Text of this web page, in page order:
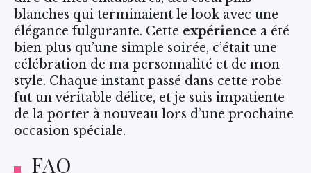
blanches qui terminaient le look avec une
élégance fulgurante. Cette expérience a été
bien plus qu’une simple soirée, c’était une
célébration de ma personnalité et de mon
style. Chaque instant passé dans cette robe
fut un véritable délice, et je suis impatiente
de la porter à nouveau lors d’une prochaine
occasion spéciale.
FAQ